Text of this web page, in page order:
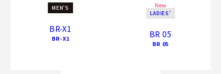
MEN'S
BR-X1
BR-X1
New
LADIES'
BR 05
BR 05